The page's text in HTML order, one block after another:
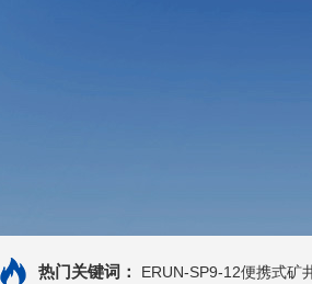
热门关键词： ERUN-SP9-12便携式矿